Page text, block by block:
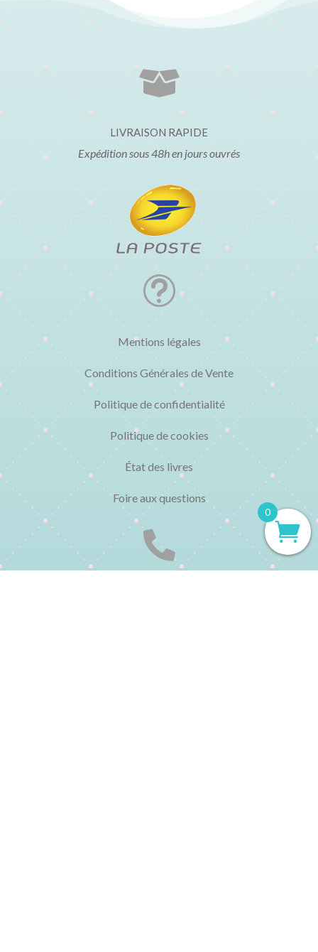

LIVRAISON RAPIDE
Expédition sous 48h en jours ouvrés
t
Mentions légales
Conditions Générales de Vente
Politique de confidentialité
Politique de cookies
État des livres
Foire aux questions

0